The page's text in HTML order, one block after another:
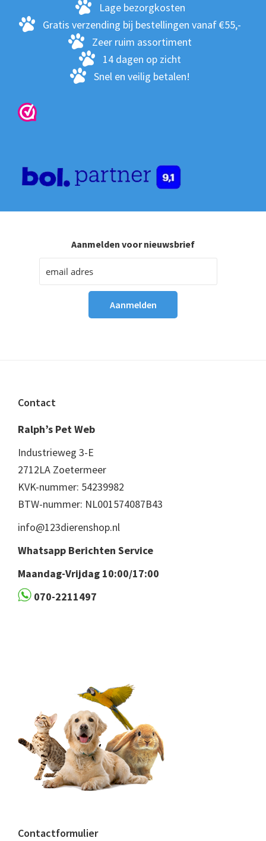
Lage bezorgkosten
Gratis verzending bij bestellingen vanaf €55,-
Zeer ruim assortiment
14 dagen op zicht
Snel en veilig betalen!
Aanmelden voor nieuwsbrief
Footer
Contact
Ralph’s Pet Web
Industrieweg 3-E
2712LA Zoetermeer
KVK-nummer: 54239982
BTW-nummer: NL001574087B43
info@123dierenshop.nl
Whatsapp Berichten Service
Maandag-Vrijdag 10:00/17:00
070-2211497
Contactformulier